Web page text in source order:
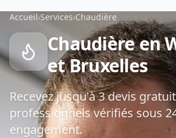
Accueil›Services›Chaudière
Chaudière en
et Bruxelles
Recevez jusqu'à 3 devis
professionnels vérifiés sous
engagement.